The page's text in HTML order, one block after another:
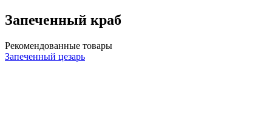
Запеченный краб
Рекомендованные товары
Запеченный цезарь